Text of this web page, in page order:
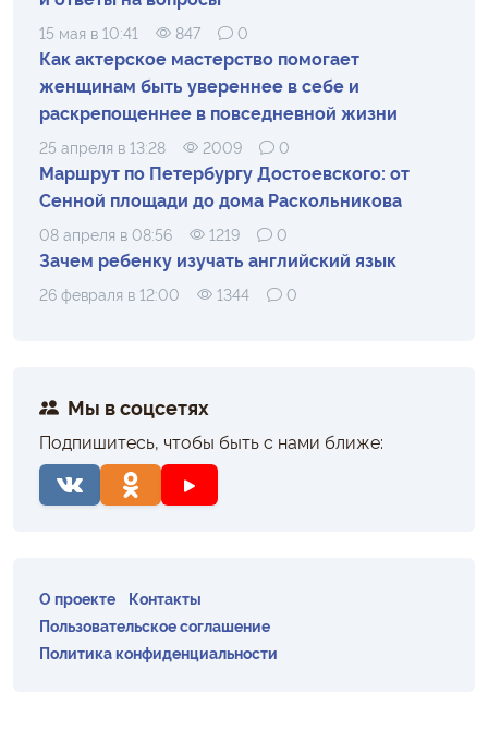
15 мая в 10:41 847 0
Как актерское мастерство помогает
женщинам быть увереннее в себе и
раскрепощеннее в повседневной жизни
25 апреля в 13:28 2009 0
Маршрут по Петербургу Достоевского: от
Сенной площади до дома Раскольникова
08 апреля в 08:56 1219 0
Зачем ребенку изучать английский язык
26 февраля в 12:00 1344 0
Мы в соцсетях
Подпишитесь, чтобы быть с нами ближе:
О проекте
Контакты
Пользовательское соглашение
Политика конфиденциальности